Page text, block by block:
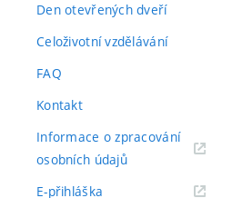
Den otevřených dveří
Celoživotní vzdělávání
FAQ
Kontakt
Informace o zpracování
osobních údajů(externí
E-přihláška